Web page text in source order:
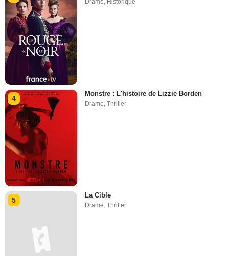
Drame, Historique
4
Monstre : L'histoire de Lizzie Borden
Drame ,Thriller
5
La Cible
Drame,Thriller